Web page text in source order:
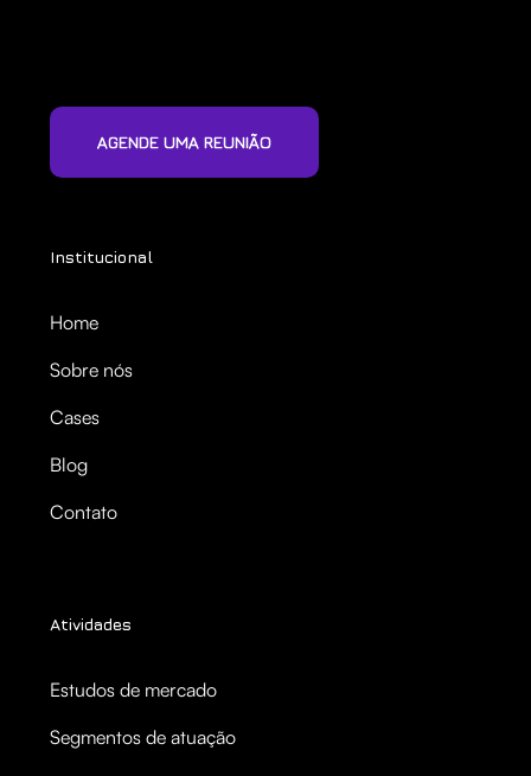
AGENDE UMA REUNIÃO
Institucional
Home
Sobre nós
Cases
Blog
Contato
Atividades
Estudos de mercado
Segmentos de atuação